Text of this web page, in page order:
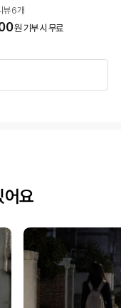
다.
이 떨어지지 않습니
뷰 6개
원 기부 시 무료
요